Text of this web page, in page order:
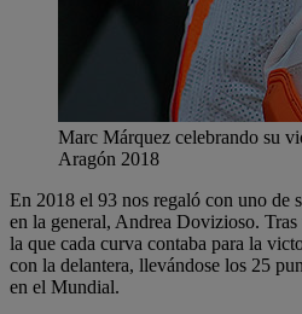
Marc Márquez celebrando su
Aragón 2018
En 2018 el 93 nos regaló con uno de
en la general, Andrea Dovizioso.
la que cada curva contaba para la
con la delantera, llevándose los 25
en el Mundial.